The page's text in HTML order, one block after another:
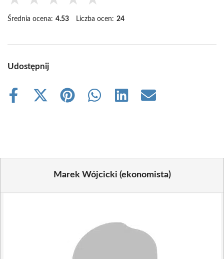
Średnia ocena: 4.53 Liczba ocen: 24
Udostępnij
Share
Share
Share
Share
Share
Share
Marek Wójcicki (ekonomista)